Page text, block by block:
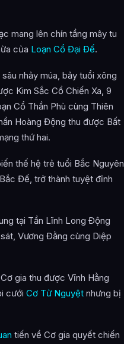
mang lên chín tầng mây tu
của Loạn Cổ Đại Đế.
nhảy múa, bảy tuổi xông
Kim Sắc Cổ Chiến Xa, 9
Cổ Thần Phù cùng Thiên
Hoàng Động thu được Bất
thứ hai.
thế hệ trẻ tuổi Bắc Nguyên
Đế, trở thành tuyệt đỉnh
tại Tần Lĩnh Long Động
Vương Đằng cùng Diệp
gia thu được Vĩnh Hằng
cưới Cơ Tử Nguyệt nhưng bị
tiến về Cơ gia quyết chiến